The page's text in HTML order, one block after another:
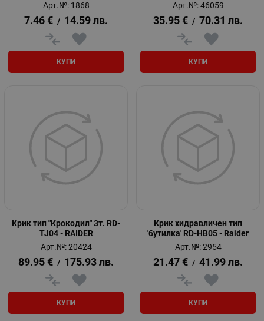
Арт.№: 1868
7.46 € / 14.59 лв.
КУПИ
Арт.№: 46059
35.95 € / 70.31 лв.
КУПИ
Крик тип "Крокодил" 3т. RD-
TJ04 - RAIDER
Арт.№: 20424
89.95 € / 175.93 лв.
КУПИ
Крик хидравличен тип
'бутилка' RD-HB05 - Raider
Арт.№: 2954
21.47 € / 41.99 лв.
КУПИ